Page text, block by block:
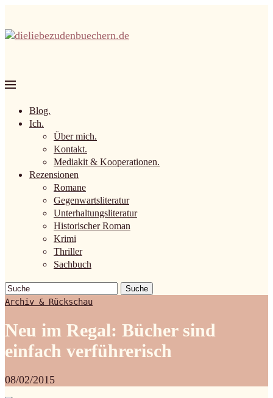
Blog.
Ich.
Über mich.
Kontakt.
Mediakit & Kooperationen.
Rezensionen
Romane
Gegenwartsliteratur
Unterhaltungsliteratur
Historischer Roman
Krimi
Thriller
Sachbuch
Suche
Archiv & Rückschau
Neu im Regal: Bücher sind
einfach verführerisch
08/02/2015